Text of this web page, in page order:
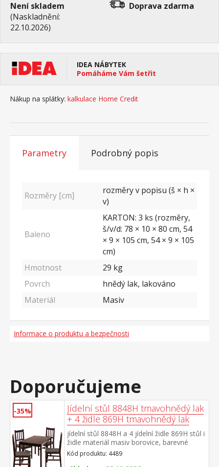
Není skladem
(Naskladnění:
22.10.2026)
Doprava zdarma
IDEA NÁBYTEK
Pomáháme Vám šetřit
Nákup na splátky: kalkulace Home Credit
Parametry Podrobný popis
Rozměry [cm]
rozměry v popisu (š × h ×
v)
Baleno
KARTON: 3 ks (rozměry,
š/v/d: 78 × 10 × 80 cm, 54
× 9 × 105 cm, 54 × 9 × 105
cm)
Hmotnost
29 kg
Povrch
hnědý lak, lakováno
Materiál
Masiv
Informace o produktu a bezpečnosti
Doporučujeme
-35%
Jídelní stůl 8848H tmavohnědý lak
+ 4 židle 869H tmavohnědý lak
jídelní stůl 8848H a 4 jídelní židle 869H stůl i
židle materiál masiv borovice, barevné
provedení hnědý lak výška sedu židle 45
cm rozměr stolu (š/h/v): 118 × 75 × 73
Kód produktu: 4489